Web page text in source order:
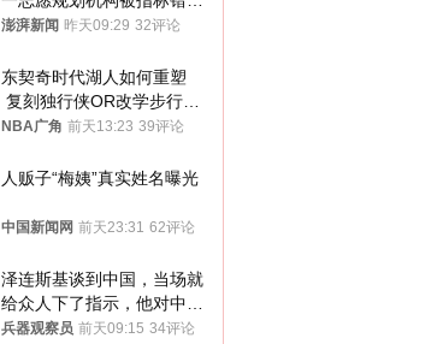
费致考生复读
澎湃新闻 昨天09:29 32评论
东契奇时代湖人如何重塑
复刻独行侠OR改学步行
者？
NBA广角 前天13:23 39评论
人贩子“梅姨”真实姓名曝光
中国新闻网 前天23:31 62评论
泽连斯基谈到中国，当场就
给众人下了指示，他对中国
和中乌关系，显然又有了新
兵器观察员 前天09:15 34评论